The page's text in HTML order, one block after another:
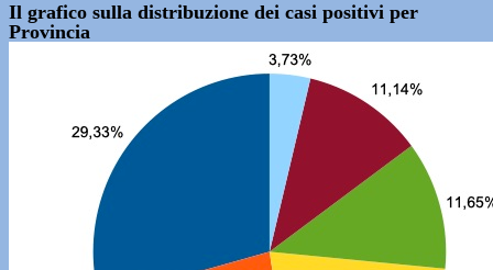
Il grafico sulla distribuzione dei casi positivi per
Provincia